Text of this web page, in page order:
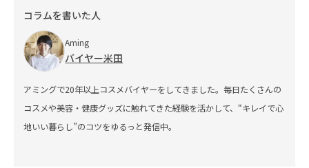
コラムを書いた人
Aming
バイヤー米田
アミングで20年以上コスメバイヤーをしてきました。毎日たくさんの
コスメや美容・健康グッズに触れてきた経験を活かして、“キレイで心
地いい暮らし”のコツをゆるっと発信中。